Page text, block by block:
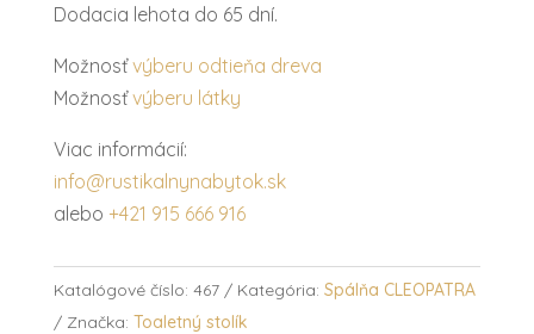
Dodacia lehota do 65 dní.
Možnosťvýberu odtieňa dreva
Možnosťvýberu látky
Viac informácií:
info@rustikalnynabytok.sk
alebo +421 915 666 916
Katalógové číslo: 467 Kategória: Spálňa CLEOPATRA
Značka: Toaletný stolík